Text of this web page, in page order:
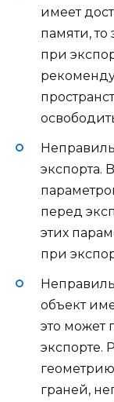
имеет
памяти,
при
экспорта.
перед
этих
при
объект
это может
экспорте.
граней,